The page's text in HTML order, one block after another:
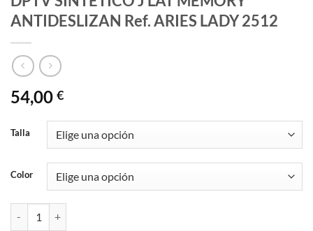
ANTIDESLIZAN Ref. ARIES LADY 2512
54,00 €
Talla
Color